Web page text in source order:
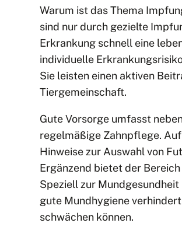
Warum ist das Thema
sind nur durch gezielte
Erkrankung schnell eine
individuelle
Sie leisten einen aktiven
Tiergemeinschaft.
Gute Vorsorge umfasst
regelmäßige Zahnpflege.
Hinweise zur Auswahl von
Ergänzend bietet der Bereich
Speziell zur
gute Mundhygiene
schwächen können.